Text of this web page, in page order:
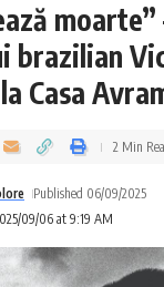
brazilian
Casa
09/06 at 9:19 AM
Published 06/09/2025
2 Min